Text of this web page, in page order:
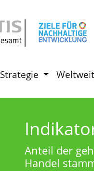
Strategie Weltweit
Anteil der
Handel